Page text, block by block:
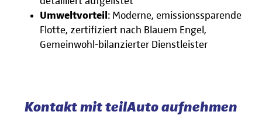
Umweltvorteil : Moderne, emissionssparende
Flotte, zertifiziert nach Blauem Engel,
Gemeinwohl-bilanzierter Dienstleister
Kontakt mit teilAuto aufnehmen